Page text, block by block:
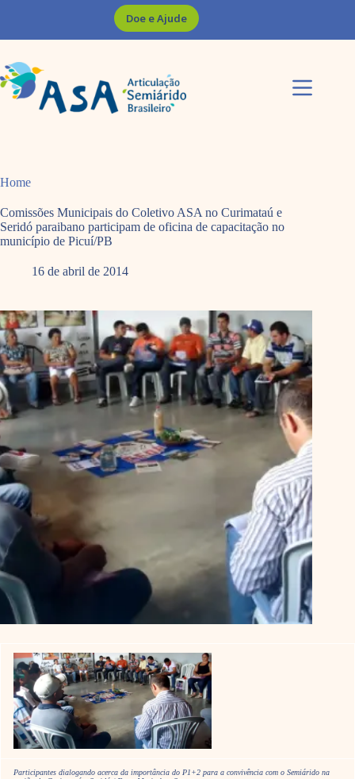
Doe e Ajude
Home
Comissões Municipais do Coletivo ASA no Curimataú e
Seridó paraibano participam de oficina de capacitação no
município de Picuí/PB
16 de abril de 2014
Participantes dialogando acerca da importância do P1+2 para a convivência com o Semiárido na